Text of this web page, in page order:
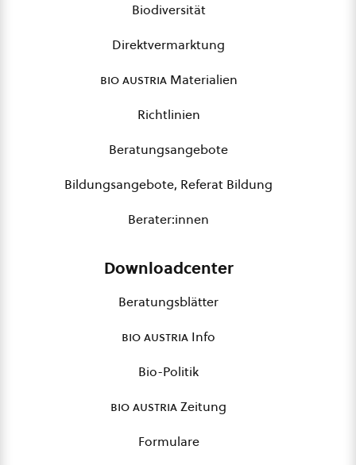
Biodiversität
Direktvermarktung
bio austriaMaterialien
Richtlinien
Beratungsangebote
Bildungsangebote, Referat Bildung
Berater:innen
Downloadcenter
Beratungsblätter
bio austria Info
Bio-Politik
bio austriaZeitung
Formulare